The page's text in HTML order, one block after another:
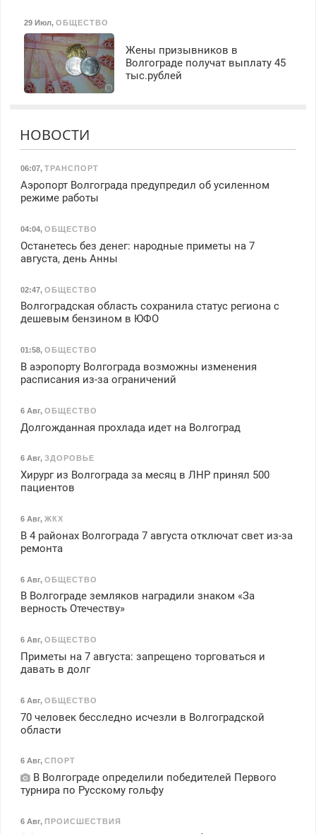
29 Июл, ОБЩЕСТВО
Жены призывников в
Волгограде получат выплату 45
тыс.рублей
НОВОСТИ
06:07, ТРАНСПОРТ
Аэропорт Волгограда предупредил об усиленном
режиме работы
04:04, ОБЩЕСТВО
Останетесь без денег: народные приметы на 7
августа, день Анны
02:47, ОБЩЕСТВО
Волгоградская область сохранила статус региона с
дешевым бензином в ЮФО
01:58, ОБЩЕСТВО
В аэропорту Волгограда возможны изменения
расписания из-за ограничений
6 Авг, ОБЩЕСТВО
Долгожданная прохлада идет на Волгоград
6 Авг, ЗДОРОВЬЕ
Хирург из Волгограда за месяц в ЛНР принял 500
пациентов
6 Авг, ЖКХ
В 4 районах Волгограда 7 августа отключат свет из-за
ремонта
6 Авг, ОБЩЕСТВО
В Волгограде земляков наградили знаком «За
верность Отечеству»
6 Авг, ОБЩЕСТВО
Приметы на 7 августа: запрещено торговаться и
давать в долг
6 Авг, ОБЩЕСТВО
70 человек бесследно исчезли в Волгоградской
области
6 Авг, СПОРТ
В Волгограде определили победителей Первого
турнира по Русскому гольфу
6 Авг, ПРОИСШЕСТВИЯ